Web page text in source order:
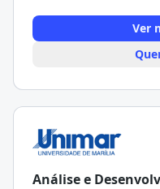
Ver
Análise e